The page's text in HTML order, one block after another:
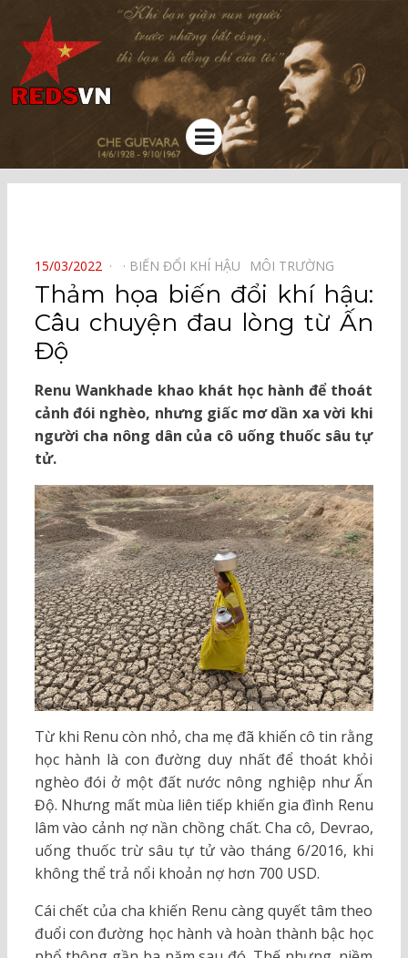
Kênh chia sẻ tri thức cộng đồng
Menu
POSTED
ON
15/03/2022 BIẾN ĐỔI KHÍ HẬU⠀ MÔI TRƯỜNG⠀
Thảm họa biến đổi khí hậu:
Câu chuyện đau lòng từ Ấn
Độ
Renu Wankhade khao khát học hành để thoát
cảnh đói nghèo, nhưng giấc mơ dần xa vời khi
người cha nông dân của cô uống thuốc sâu tự
tử.
Từ khi Renu còn nhỏ, cha mẹ đã khiến cô tin rằng
học hành là con đường duy nhất để thoát khỏi
nghèo đói ở một đất nước nông nghiệp như Ấn
Độ. Nhưng mất mùa liên tiếp khiến gia đình Renu
lâm vào cảnh nợ nần chồng chất. Cha cô, Devrao,
uống thuốc trừ sâu tự tử vào tháng 6/2016, khi
không thể trả nổi khoản nợ hơn 700 USD.
Cái chết của cha khiến Renu càng quyết tâm theo
đuổi con đường học hành và hoàn thành bậc học